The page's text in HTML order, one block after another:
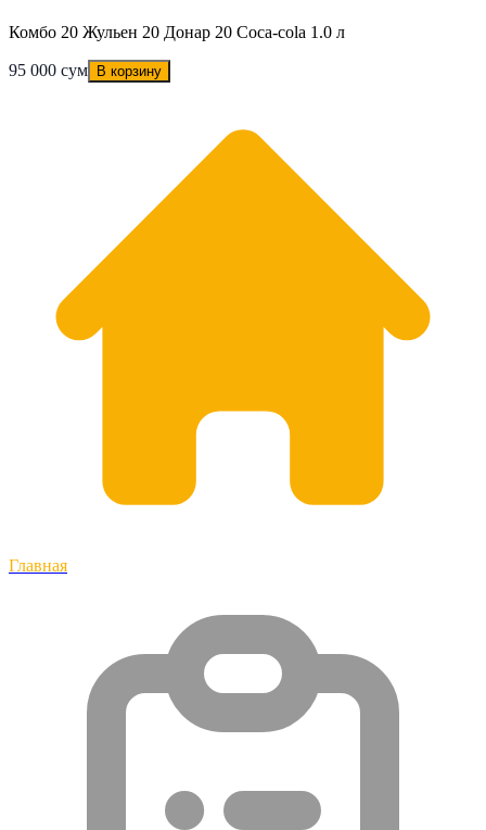
Комбо 20 Жульен 20 Донар 20 Coca-cola 1.0 л
95 000 сум В корзину
Главная